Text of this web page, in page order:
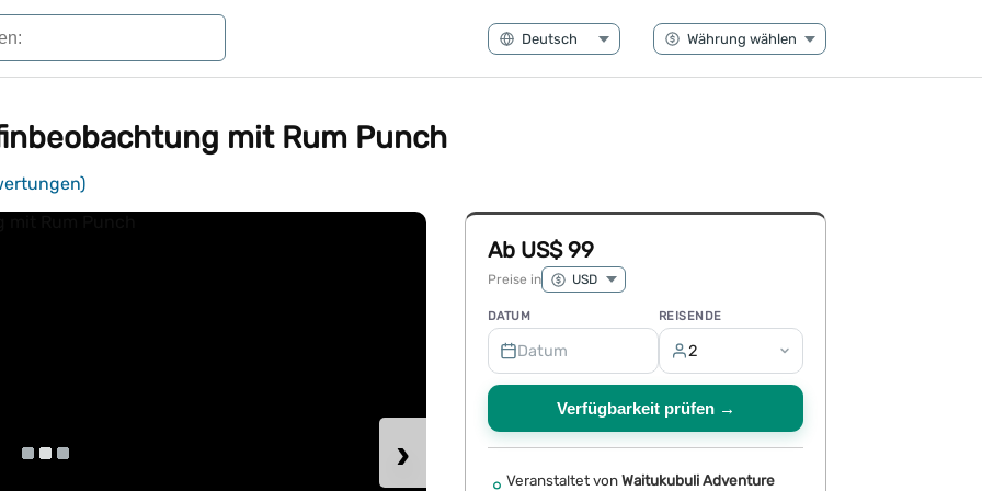
mit Rum Punch
›
Ab US$ 99
Preise in
DATUM
Datum
REISENDE
2
Verfügbarkeit prüfen →
Veranstaltet vonWaitukubuli Adventure